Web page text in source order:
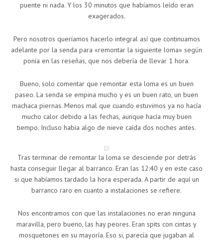
puente ni nada. Y los 30 minutos que habíamos leído eran
exagerados.
Pero nosotros queríamos hacerlo integral así que continuamos
adelante por la senda para «remontar la siguiente loma» según
ponía en las reseñas, que nos debería de llevar 1 hora.
Bueno, solo comentar que remontar esta loma es un buen
paseo. La senda se empina mucho y es un buen rato, un buen
machaca piernas. Menos mal que cuando estuvimos ya no hacía
mucho calor debido a las fechas, aunque hacía muy buen
tiempo. Incluso había algo de nieve caída dos noches antes.
Tras terminar de remontar la loma se desciende por detrás
hasta conseguir llegar al barranco. Eran las 12:40 y en este caso
si que habíamos tardado la hora esperada. A partir de aquí un
barranco raro en cuanto a instalaciones se refiere.
Nos encontramos con que las instalaciones no eran ninguna
maravilla, pero bueno, las hay peores. Eran spits con cintas y
mosquetones en su mayoría. Eso si, parecía que jugaban al